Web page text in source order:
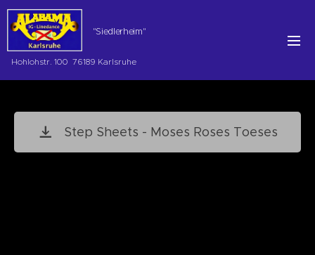
"Siedlerheim"
Hohlohstr. 100 76189 Karlsruhe
Step Sheets - Moses Roses Toeses